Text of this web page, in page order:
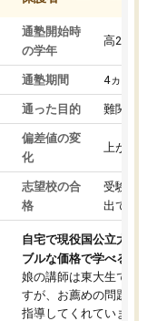
通塾開始時
の学年
高2
通塾期間 4ヵ月～1
通った目的 難関私立
偏差値の変
化
上がった
志望校の合
格
受験して
出ていな
自宅で現役国公立大学生
ブルな価格で学べる
娘の講師は東大生では無
すが、お薦めの問題集や
指導してくれています。